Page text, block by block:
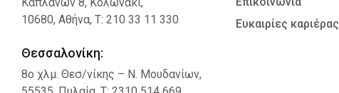
10680, Αθήνα, Τ: 210 33 11 330
Θεσσαλονίκη:
8ο χλμ. Θεσ/νίκης – Ν. Μουδανίων,
Ευκαιρίες καριέρας